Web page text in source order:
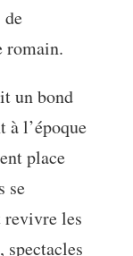
romain.
un bond
à l’époque
place
se
revivre les